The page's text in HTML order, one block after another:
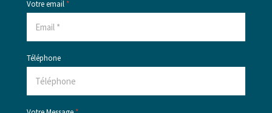
Votre email *
Téléphone